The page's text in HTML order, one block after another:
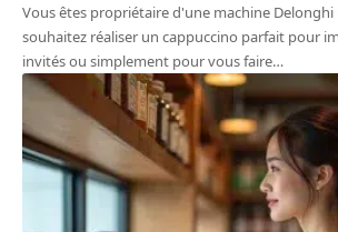
Vous êtes propriétaire d'une machine Delonghi
souhaitez réaliser un cappuccino parfait pour
invités ou simplement pour vous faire…